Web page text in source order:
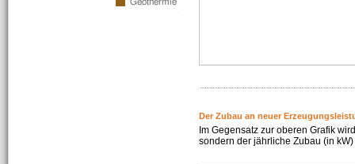
Der Zubau an neuer
Im Gegensatz zur oberen Grafik
sondern der jährliche Zubau (in